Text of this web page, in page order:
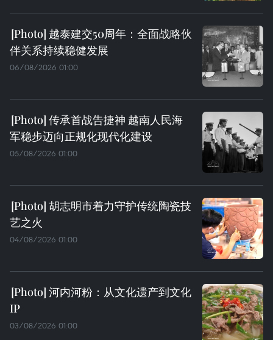
越泰建交50周年：全面战略伙
伴关系持续稳健发展
06/08/2026 01:00
传承首战告捷神 越南人民海
军稳步迈向正规化现代化建设
05/08/2026 01:00
胡志明市着力守护传统陶瓷技
艺之火
04/08/2026 01:00
河内河粉：从文化遗产到文化
IP
03/08/2026 01:00